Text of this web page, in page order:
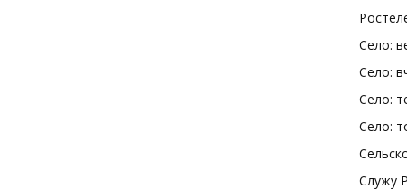
Село:
Село:
Село:
Село:
Служу